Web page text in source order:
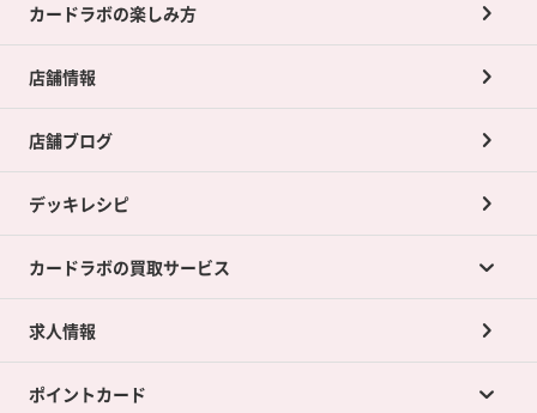
カードラボの楽しみ方
店舗情報
店舗ブログ
デッキレシピ
カードラボの買取サービス
カードラボの買取サービスTOP
店舗買取について
求人情報
ポイントカード